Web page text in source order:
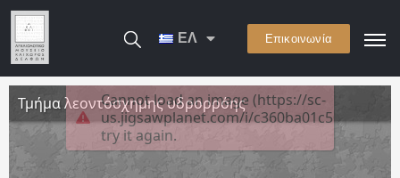
ΕΛ Επικοινωνία